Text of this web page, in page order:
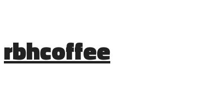
rbhcoffee